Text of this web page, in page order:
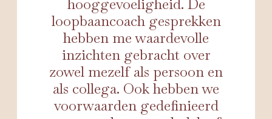
hooggevoeligheid. De
loopbaancoach gesprekken
hebben me waardevolle
inzichten gebracht over
zowel mezelf als persoon en
als collega. Ook hebben we
voorwaarden gedefinieerd